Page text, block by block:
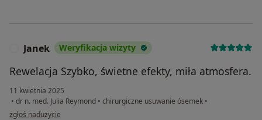
Janek Weryfikacja wizyty
Rewelacja Szybko, świetne efekty, miła atmosfera.
11 kwietnia 2025
• dr n. med. Julia Reymond • chirurgiczne usuwanie ósemek •
w opinii użytkownika Janek
zgłoś nadużycie